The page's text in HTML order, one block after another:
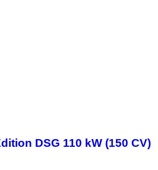
DSG 110 kW (150 CV)